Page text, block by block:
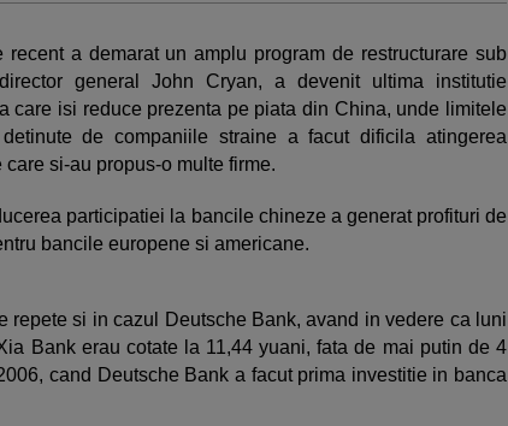
recent a demarat un amplu program de restructurare sub
general John Cryan, a devenit ultima institutie
care isi reduce prezenta pe piata din China, unde limitele
de companiile straine a facut dificila atingerea
si-au propus-o multe firme.
participatiei la bancile chineze a generat profituri de
bancile europene si americane.
repete si in cazul Deutsche Bank, avand in vedere ca luni
Bank erau cotate la 11,44 yuani, fata de mai putin de 4
cand Deutsche Bank a facut prima investitie in banca